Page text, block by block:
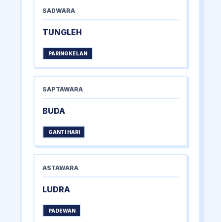
SADWARA
TUNGLEH
PARINGKELAN
SAPTAWARA
BUDA
GANTI HARI
ASTAWARA
LUDRA
PADEWAN